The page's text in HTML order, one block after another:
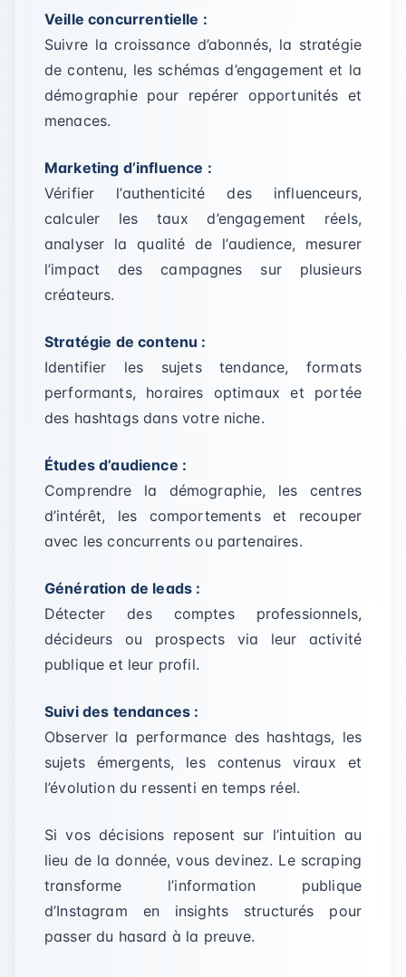
Veille concurrentielle :
Suivre la croissance d’abonnés, la stratégie
de contenu, les schémas d’engagement et la
démographie pour repérer opportunités et
menaces.
Marketing d’influence :
Vérifier l’authenticité des influenceurs,
calculer les taux d’engagement réels,
analyser la qualité de l’audience, mesurer
l’impact des campagnes sur plusieurs
créateurs.
Stratégie de contenu :
Identifier les sujets tendance, formats
performants, horaires optimaux et portée
des hashtags dans votre niche.
Études d’audience :
Comprendre la démographie, les centres
d’intérêt, les comportements et recouper
avec les concurrents ou partenaires.
Génération de leads :
Détecter des comptes professionnels,
décideurs ou prospects via leur activité
publique et leur profil.
Suivi des tendances :
Observer la performance des hashtags, les
sujets émergents, les contenus viraux et
l’évolution du ressenti en temps réel.
Si vos décisions reposent sur l’intuition au
lieu de la donnée, vous devinez. Le scraping
transforme l’information publique
d’Instagram en insights structurés pour
passer du hasard à la preuve.